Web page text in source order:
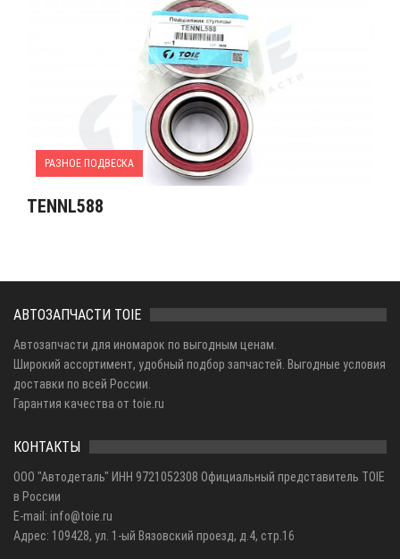
РАЗНОЕ ПОДВЕСКА
TENNL588
АВТОЗАПЧАСТИ TOIE
Автозапчасти для иномарок по выгодным ценам.
Широкий ассортимент, удобный подбор запчастей. Выгодные условия
доставки по всей России.
Гарантия качества от toie.ru
КОНТАКТЫ
ООО "Автодеталь" ИНН 9721052308 Официальный представитель TOIE
в России
E-mail: info@toie.ru
Адрес: 109428, ул. 1-ый Вязовский проезд, д.4, стр.16